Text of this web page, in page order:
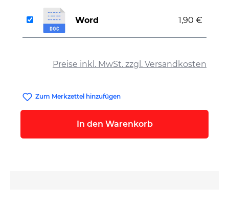
Preise inkl. MwSt. zzgl. Versandkosten
Word 1,90 €
Zum Merkzettel hinzufügen
In den Warenkorb